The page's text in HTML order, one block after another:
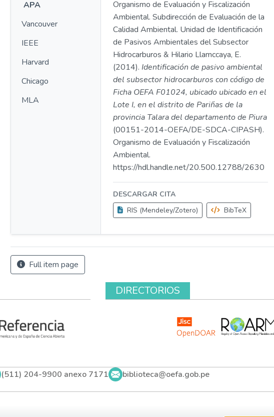
APA
Vancouver
IEEE
Harvard
Chicago
MLA
Organismo de Evaluación y Fiscalización
Ambiental. Subdirección de Evaluación de la
Calidad Ambiental. Unidad de Identificación
de Pasivos Ambientales del Subsector
Hidrocarburos & Hilario Llamccaya, E.
(2014). Identificación de pasivo ambiental
del subsector hidrocarburos con código de
Ficha OEFA F01024, ubicado ubicado en el
Lote I, en el distrito de Pariñas de la
provincia Talara del departamento de Piura
(00151-2014-OEFA/DE-SDCA-CIPASH).
Organismo de Evaluación y Fiscalización
Ambiental.
https://hdl.handle.net/20.500.12788/2630
DESCARGAR CITA
RIS (Mendeley/Zotero)
BibTeX
Full item page
DIRECTORIOS
(511) 204-9900 anexo 7171 biblioteca@oefa.gob.pe